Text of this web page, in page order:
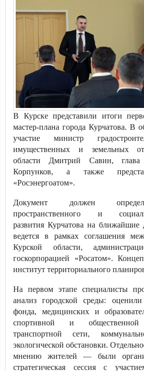
В Курске представили итоги
мастер-плана города Курчатова. В
участие министр
имущественных и земельных
области Дмитрий Савин, глава
Корпунков, а также
«Росэнергоатом».
Документ должен
пространственного и
развития Курчатова на ближайшие
ведется в рамках соглашения
Курской области,
госкорпорацией «Росатом».
институт территориального
На первом этапе специалисты
анализ городской среды:
фонда, медицинских и
спортивной и общественной
транспортной сети,
экологической обстановки.
мнению жителей — были
стратегическая сессия с